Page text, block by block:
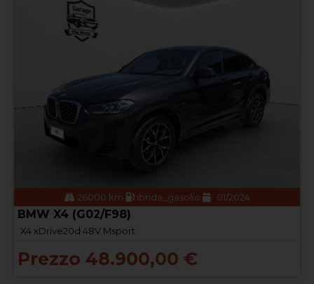
26000 km ibrida_gasolio 01/2024
BMW X4 (G02/F98)
X4 xDrive20d 48V Msport
Prezzo 48.900,00 €